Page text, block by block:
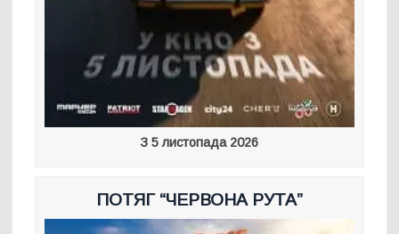
З 5 листопада 2026
ПОТЯГ “ЧЕРВОНА РУТА”